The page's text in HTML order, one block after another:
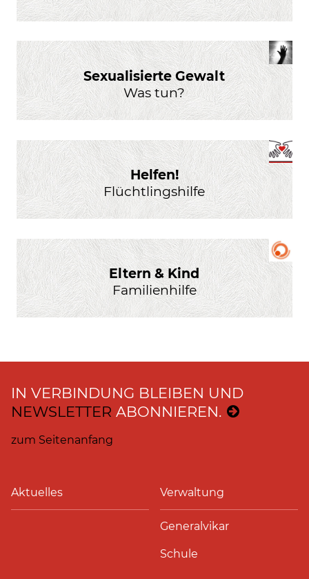
Sexualisierte Gewalt
Was tun?
Helfen!
Flüchtlingshilfe
Eltern & Kind
Familienhilfe
IN VERBINDUNG BLEIBEN UND
NEWSLETTER ABONNIEREN.
zum Seitenanfang
Aktuelles Verwaltung
Generalvikar
Schule